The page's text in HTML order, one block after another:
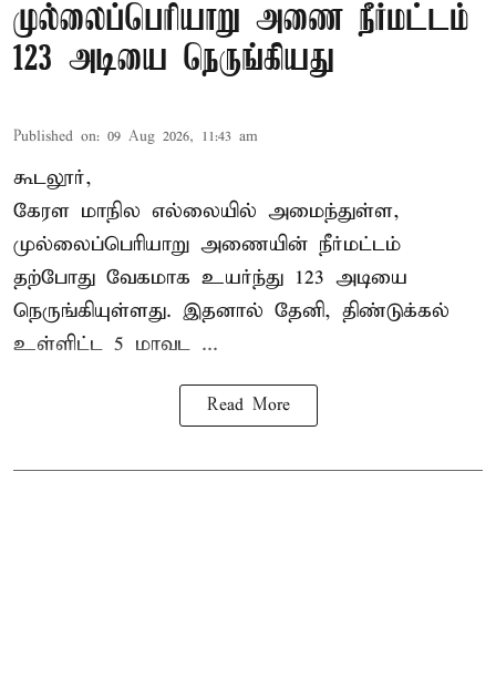
முல்லைப்பெரியாறு அணை நீர்மட்டம்
123 அடியை நெருங்கியது
Published on: 09 Aug 2026, 11:43 am
கூடலூர்,
கேரள மாநில எல்லையில் அமைந்துள்ள,
முல்லைப்பெரியாறு அணையின் நீர்மட்டம்
தற்போது வேகமாக உயர்ந்து 123 அடியை
நெருங்கியுள்ளது. இதனால் தேனி, திண்டுக்கல்
உள்ளிட்ட 5 மாவட ...
Read More